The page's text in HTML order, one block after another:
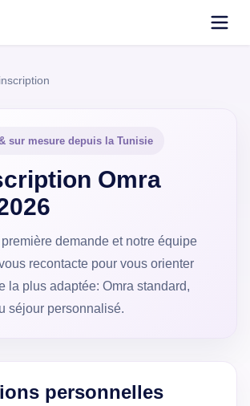
sur mesure depuis la Tunisie
Omra
demande et notre équipe
recontacte pour vous orienter
la plus adaptée: Omra standard,
séjour personnalisé.
personnelles